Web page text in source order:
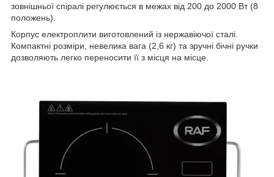
зовнішньої спіралі регулюється в межах від 200 до 2000 Вт (8
положень).
Корпус електроплити виготовлений із нержавіючої сталі.
Компактні розміри, невелика вага (2,6 кг) та зручні бічні ручки
дозволяють легко переносити її з місця на місце.